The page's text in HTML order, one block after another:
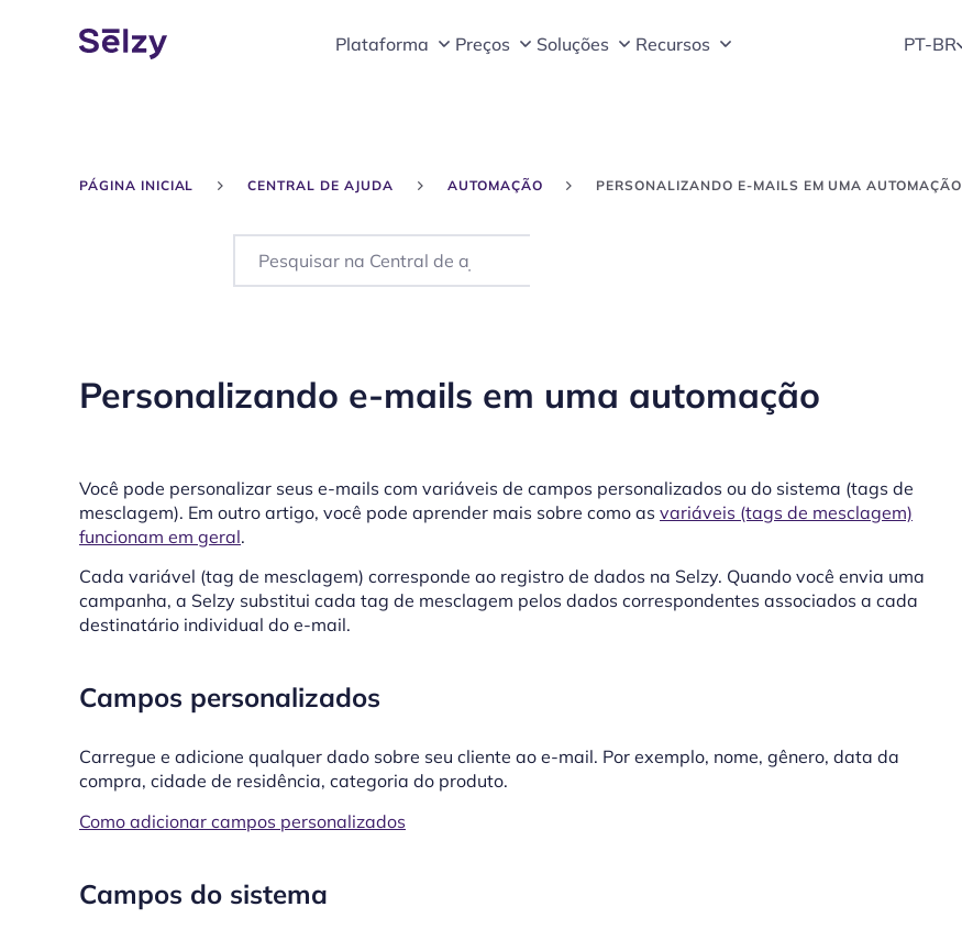
Plataforma Preços Soluções Recursos PT-BR
PÁGINA INICIAL CENTRAL DE AJUDA AUTOMAÇÃO PERSONALIZANDO E-MAILS EM UMA AUTOMAÇÃO
Personalizando e-mails em uma automação
Você pode personalizar seus e-mails com variáveis de campos personalizados ou do sistema (tags de
mesclagem). Em outro artigo, você pode aprender mais sobre como as variáveis (tags de mesclagem)
funcionam em geral.
Cada variável (tag de mesclagem) corresponde ao registro de dados na Selzy. Quando você envia uma
campanha, a Selzy substitui cada tag de mesclagem pelos dados correspondentes associados a cada
destinatário individual do e-mail.
Campos personalizados
Carregue e adicione qualquer dado sobre seu cliente ao e-mail. Por exemplo, nome, gênero, data da
compra, cidade de residência, categoria do produto.
Como adicionar campos personalizados
Campos do sistema